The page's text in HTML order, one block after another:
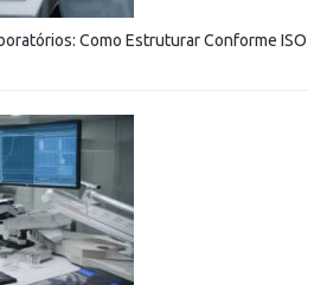
Como Estruturar Conforme ISO